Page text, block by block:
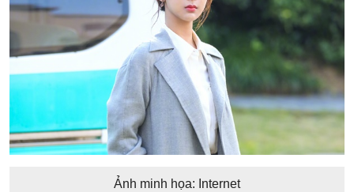
Ảnh minh họa: Internet